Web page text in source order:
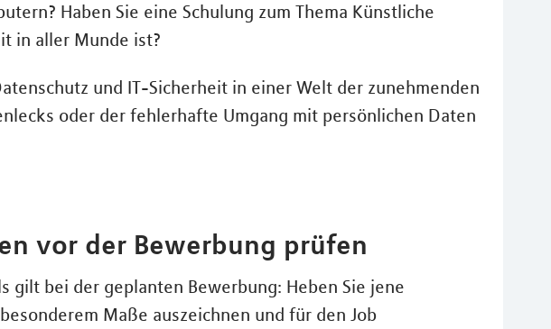
Haben Sie eine Schulung zum Thema Künstliche
in aller Munde ist?
und IT-Sicherheit in einer Welt der zunehmenden
oder der fehlerhafte Umgang mit persönlichen Daten
vor der Bewerbung prüfen
gilt bei der geplanten Bewerbung: Heben Sie jene
Maße auszeichnen und für den Job